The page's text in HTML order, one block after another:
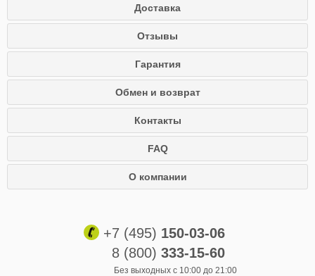
Доставка
Отзывы
Гарантия
Обмен и возврат
Контакты
FAQ
О компании
+7 (495) 150-03-06
8 (800) 333-15-60
Без выходных с 10:00 до 21:00